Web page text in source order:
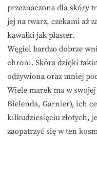
przeznaczona dla skóry
jej na twarz, czekami aż
kawałki jak plaster.
Węgiel bardzo dobrze
chroni. Skóra dzięki
odżywiona oraz mniej
Wiele marek ma w
Bielenda, Garnier), ich
kilkudziesięciu złotych,
zaopatrzyć się w ten